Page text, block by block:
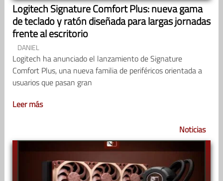
Logitech Signature Comfort Plus: nueva gama
de teclado y ratón diseñada para largas jornadas
frente al escritorio
DANIEL
Logitech ha anunciado el lanzamiento de Signature
Comfort Plus, una nueva familia de periféricos orientada a
usuarios que pasan gran
Leer más
Noticias